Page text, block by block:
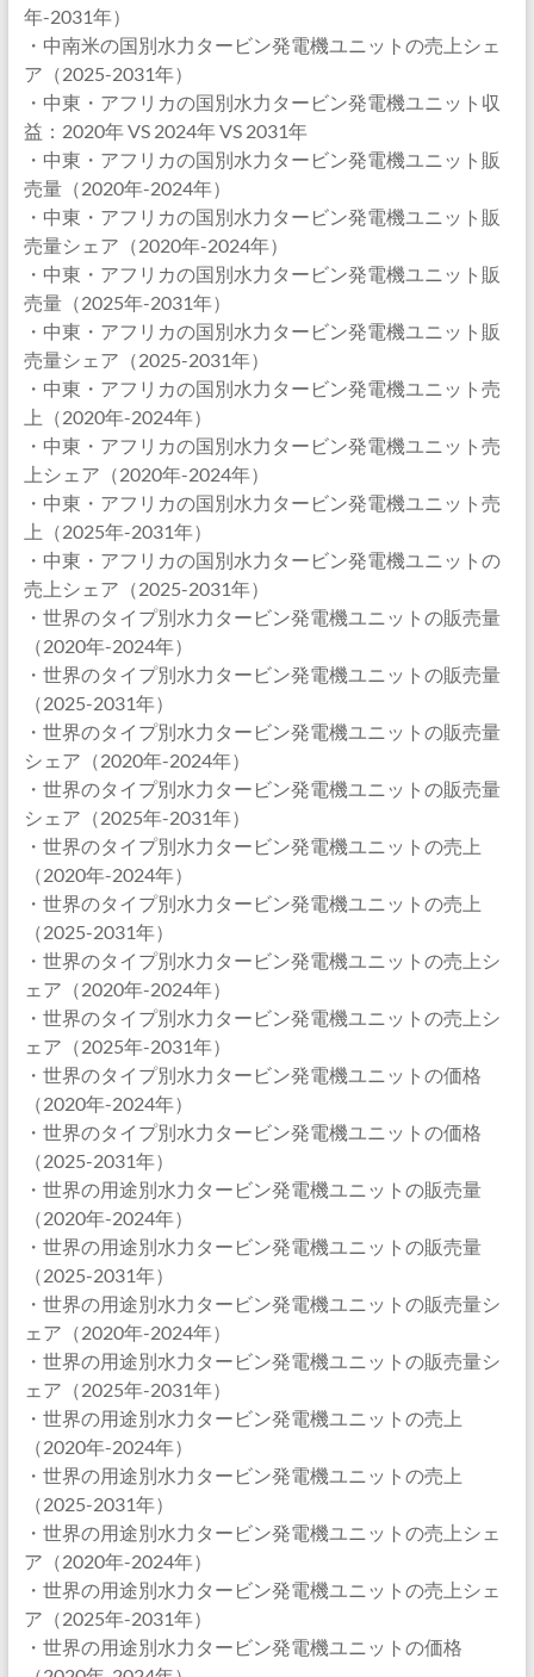
年-2031年）
・中南米の国別水力タービン発電機ユニットの売上シェ
ア（2025-2031年）
・中東・アフリカの国別水力タービン発電機ユニット収
益：2020年 VS 2024年 VS 2031年
・中東・アフリカの国別水力タービン発電機ユニット販
売量（2020年-2024年）
・中東・アフリカの国別水力タービン発電機ユニット販
売量シェア（2020年-2024年）
・中東・アフリカの国別水力タービン発電機ユニット販
売量（2025年-2031年）
・中東・アフリカの国別水力タービン発電機ユニット販
売量シェア（2025-2031年）
・中東・アフリカの国別水力タービン発電機ユニット売
上（2020年-2024年）
・中東・アフリカの国別水力タービン発電機ユニット売
上シェア（2020年-2024年）
・中東・アフリカの国別水力タービン発電機ユニット売
上（2025年-2031年）
・中東・アフリカの国別水力タービン発電機ユニットの
売上シェア（2025-2031年）
・世界のタイプ別水力タービン発電機ユニットの販売量
（2020年-2024年）
・世界のタイプ別水力タービン発電機ユニットの販売量
（2025-2031年）
・世界のタイプ別水力タービン発電機ユニットの販売量
シェア（2020年-2024年）
・世界のタイプ別水力タービン発電機ユニットの販売量
シェア（2025年-2031年）
・世界のタイプ別水力タービン発電機ユニットの売上
（2020年-2024年）
・世界のタイプ別水力タービン発電機ユニットの売上
（2025-2031年）
・世界のタイプ別水力タービン発電機ユニットの売上シ
ェア（2020年-2024年）
・世界のタイプ別水力タービン発電機ユニットの売上シ
ェア（2025年-2031年）
・世界のタイプ別水力タービン発電機ユニットの価格
（2020年-2024年）
・世界のタイプ別水力タービン発電機ユニットの価格
（2025-2031年）
・世界の用途別水力タービン発電機ユニットの販売量
（2020年-2024年）
・世界の用途別水力タービン発電機ユニットの販売量
（2025-2031年）
・世界の用途別水力タービン発電機ユニットの販売量シ
ェア（2020年-2024年）
・世界の用途別水力タービン発電機ユニットの販売量シ
ェア（2025年-2031年）
・世界の用途別水力タービン発電機ユニットの売上
（2020年-2024年）
・世界の用途別水力タービン発電機ユニットの売上
（2025-2031年）
・世界の用途別水力タービン発電機ユニットの売上シェ
ア（2020年-2024年）
・世界の用途別水力タービン発電機ユニットの売上シェ
ア（2025年-2031年）
・世界の用途別水力タービン発電機ユニットの価格